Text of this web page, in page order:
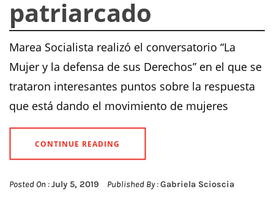
patriarcado
Marea Socialista realizó el conversatorio “La
Mujer y la defensa de sus Derechos” en el que se
trataron interesantes puntos sobre la respuesta
que está dando el movimiento de mujeres
CONTINUE READING
Posted On :July 5, 2019 Published By :Gabriela Scioscia